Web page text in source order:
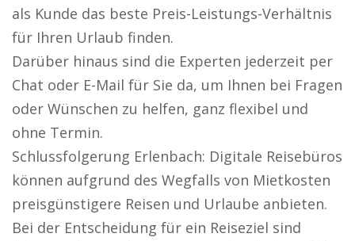
als Kunde das beste Preis-Leistungs-Verhältnis
für Ihren Urlaub finden.
Darüber hinaus sind die Experten jederzeit per
Chat oder E-Mail für Sie da, um Ihnen bei Fragen
oder Wünschen zu helfen, ganz flexibel und
ohne Termin.
Schlussfolgerung Erlenbach: Digitale Reisebüros
können aufgrund des Wegfalls von Mietkosten
preisgünstigere Reisen und Urlaube anbieten.
Bei der Entscheidung für ein Reiseziel sind